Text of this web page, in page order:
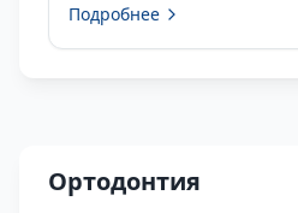
yöntemidir.
Подробнее
Ортодонтия